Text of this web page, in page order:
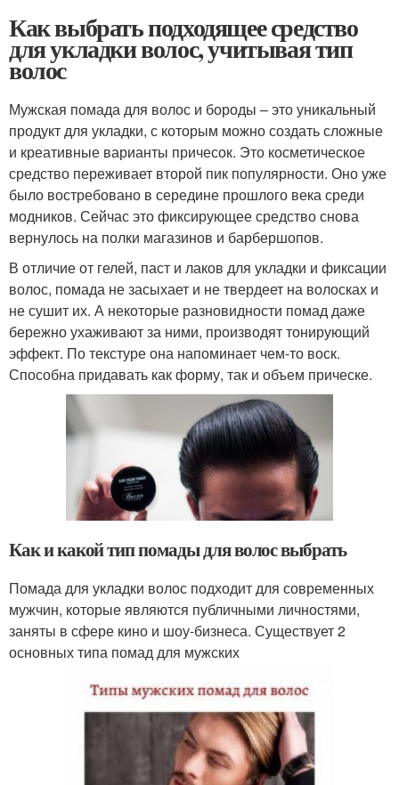
Как выбрать подходящее средство
для укладки волос, учитывая тип
волос
Мужская помада для волос и бороды – это уникальный
продукт для укладки, с которым можно создать сложные
и креативные варианты причесок. Это косметическое
средство переживает второй пик популярности. Оно уже
было востребовано в середине прошлого века среди
модников. Сейчас это фиксирующее средство снова
вернулось на полки магазинов и барбершопов.
В отличие от гелей, паст и лаков для укладки и фиксации
волос, помада не засыхает и не твердеет на волосках и
не сушит их. А некоторые разновидности помад даже
бережно ухаживают за ними, производят тонирующий
эффект. По текстуре она напоминает чем-то воск.
Способна придавать как форму, так и объем прическе.
Как и какой тип помады для волос выбрать
Помада для укладки волос подходит для современных
мужчин, которые являются публичными личностями,
заняты в сфере кино и шоу-бизнеса. Существует 2
основных типа помад для мужских